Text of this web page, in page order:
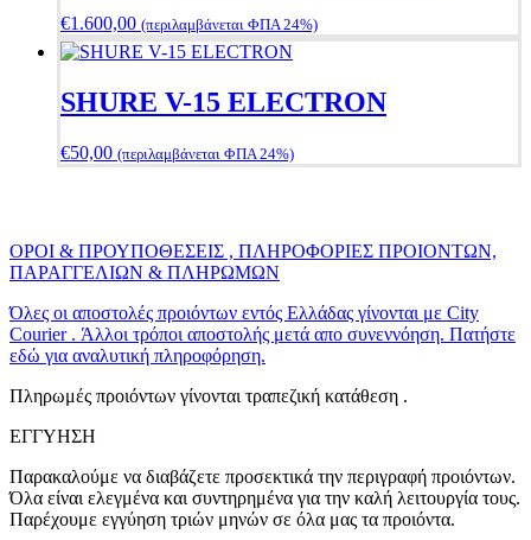
€1.600,00 (περιλαμβάνεται ΦΠΑ 24%)
SHURE V-15 ELECTRON
€50,00 (περιλαμβάνεται ΦΠΑ 24%)
ΟΡΟΙ & ΠΡΟΥΠΟΘΕΣΕΙΣ , ΠΛΗΡΟΦΟΡΙΕΣ ΠΡΟΙΟΝΤΩΝ,
ΠΑΡΑΓΓΕΛΙΩΝ & ΠΛΗΡΩΜΩΝ
Όλες οι αποστολές προιόντων εντός Ελλάδας γίνονται με City
Courier . Άλλοι τρόποι αποστολής μετά απο συνεννόηση. Πατήστε
εδώ για αναλυτική πληροφόρηση.
Πληρωμές προιόντων γίνονται τραπεζική κατάθεση .
ΕΓΓΥΗΣΗ
Παρακαλούμε να διαβάζετε προσεκτικά την περιγραφή προιόντων.
Όλα είναι ελεγμένα και συντηρημένα για την καλή λειτουργία τους.
Παρέχουμε εγγύηση τριών μηνών σε όλα μας τα προιόντα.